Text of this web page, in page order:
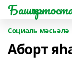
Социаль мәсьәлә
Аборт